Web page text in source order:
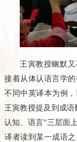
王寅教授幽默
接着从体认语言学
不同中英译本为例
王寅教授提及到成语
认知、语言”三层面
译者读到某一成语